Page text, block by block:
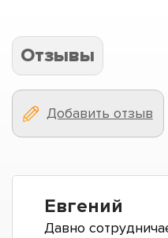
Отзывы
Добавить отзыв
Оксана
Возникла